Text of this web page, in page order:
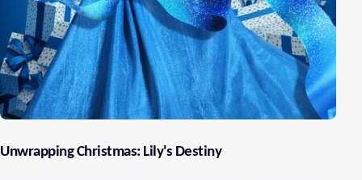
Unwrapping Christmas: Lily's Destiny